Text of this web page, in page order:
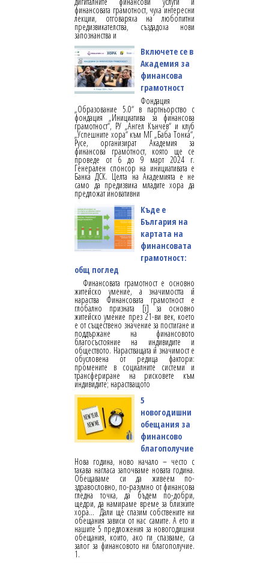
финансовата грамотност, чуха интересни
лекции, отговаряха на любопитни
предизвикателства, създадоха нови
запознанства и
Включете се в
Академия за
финансова
грамотност
Фондация
„Образование 5.0“ в партньорство с
фондация „Инициатива за финансова
грамотност“, РУ „Ангел Кънчев“ и клуб
„Успешните хора“ към МГ „Баба Тонка“,
Русе, организират Академия за
финансова грамотност, която ще се
проведе от 6 до 9 март 2024 г.
Генерален спонсор на инициативата е
Банка ДСК. Целта на Академията е не
само да предизвика младите хора да
предложат иновативни
Къде е
България на
картата на
финансовата
грамотност:
общ поглед
Финансовата грамотност е основно
житейско умение, а значимостта й
нараства Финансовата грамотност е
глобално призната [i] за основно
житейско умение през 21-ви век, което
е от съществено значение за постигане и
поддържане на финансовото
благосъстояние на индивидите и
обществото. Нарастващата й значимост е
обусловена от редица фактори:
промените в социалните системи и
трансфериране на рисковете към
индивидите; нарастващото
5
новогодишни
обещания за
финансово
благополучие
Нова година, ново начало – често с
такава нагласа започваме новата година.
Обещаваме си да живеем по-
здравословно, по-разумно от финансова
гледна точка, да бъдем по-добри,
щедри, да намираме време за близките
хора... Дали ще спазим собствените ни
обещания зависи от нас самите. А ето и
нашите 5 предложения за новогодишни
обещания, които, ако ги спазваме, са
залог за финансовото ни благополучие.
1.